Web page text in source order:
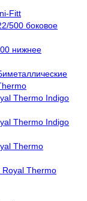
Fitt
500 боковое
нижнее
Thermo Indigo
Thermo Indigo
Thermo
Royal Thermo